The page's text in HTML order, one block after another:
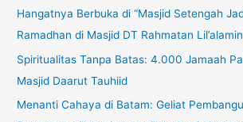
Hangatnya Berbuka di “Masjid Setengah
Ramadhan di Masjid DT Rahmatan
Spiritualitas Tanpa Batas: 4.000 Jamaah
Masjid Daarut Tauhiid
Menanti Cahaya di Batam: Geliat